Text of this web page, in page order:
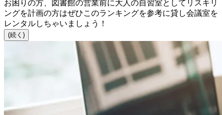
お困りの方、図書館の営業前に大人の自習室としてリスキリ
ングを計画の方はぜひこのランキングを参考に貸し会議室を
レンタルしちゃいましょう！
(続く)